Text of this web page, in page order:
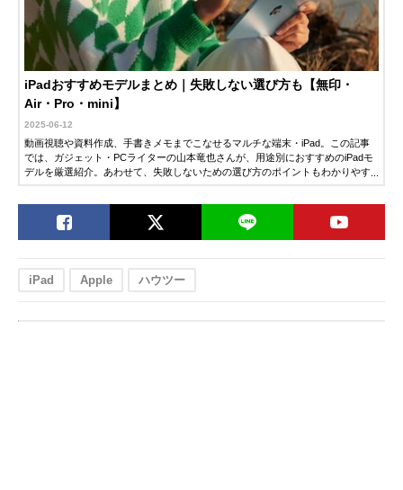
iPadおすすめモデルまとめ｜失敗しない選び方も【無印・
Air・Pro・mini】
2025-06-12
動画視聴や資料作成、手書きメモまでこなせるマルチな端末・iPad。この記事
では、ガジェット・PCライターの山本竜也さんが、用途別におすすめのiPadモ
デルを厳選紹介。あわせて、失敗しないための選び方のポイントもわかりやす
iPad Apple ハウツー